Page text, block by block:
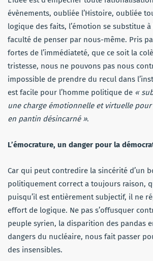
évènements, oubliée l’Histoire, oubliée
logique des faits, l’émotion se substitue à
faculté de penser par nous-même. Pris
fortes de l’immédiateté, que ce soit la
tristesse, nous ne pouvons pas nous
impossible de prendre du recul dans
est facile pour l’homme politique de «
une charge émotionnelle et virtuelle
en pantin désincarné ».
L’émocrature, un danger pour la
Car qui peut contredire la sincérité d’un
politiquement correct a toujours raison,
puisqu’il est entièrement subjectif, il ne
effort de logique. Ne pas s’offusquer
peuple syrien, la disparition des pandas
dangers du nucléaire, nous fait passer
des insensibles.